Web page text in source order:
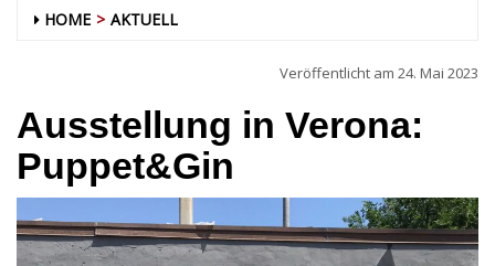
HOME AKTUELL
Veröffentlicht am 24. Mai 2023
Ausstellung in Verona:
Puppet&Gin